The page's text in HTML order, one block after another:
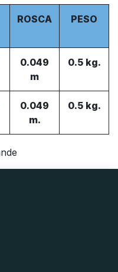
ROSCA PESO
0.049
m
0.5 kg.
0.049
m.
0.5 kg.